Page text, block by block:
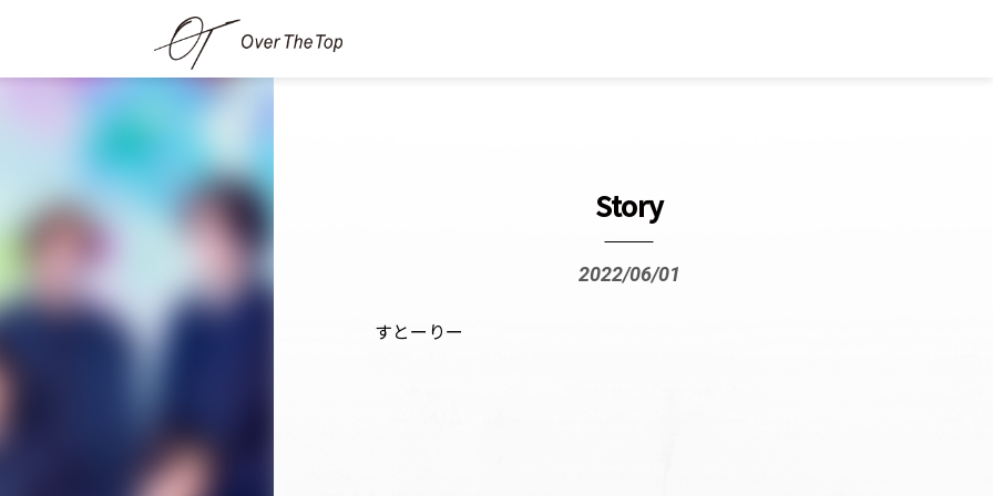
Story
2022/06/01
すとーりー